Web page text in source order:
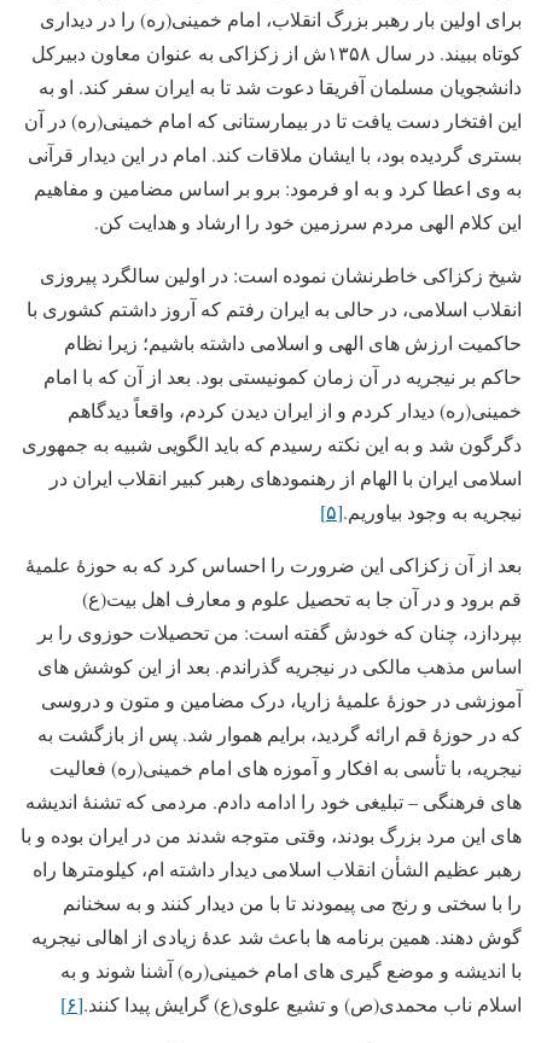
برای اولین بار رهبر بزرگ انقلاب، امام خمینی(ره) را در دیداری
کوتاه ببیند. در سال ۱۳۵۸ش از زکزاکی به عنوان معاون دبیرکل
دانشجویان مسلمان آفریقا دعوت شد تا به ایران سفر کند. او به
این افتخار دست یافت تا در بیمارستانی که امام خمینی(ره) در آن
بستری گردیده بود، با ایشان ملاقات کند. امام در این دیدار قرآنی
به وی اعطا کرد و به او فرمود: برو بر اساس مضامین و مفاهیم
این کلام الهی مردم سرزمین خود را ارشاد و هدایت کن.
شیخ زکزاکی خاطرنشان نموده است: در اولین سالگرد پیروزی
انقلاب اسلامی، در حالی به ایران رفتم که آروز داشتم کشوری با
حاکمیت ارزش های الهی و اسلامی داشته باشیم؛ زیرا نظام
حاکم بر نیجریه در آن زمان کمونیستی بود. بعد از آن که با امام
خمینی(ره) دیدار کردم و از ایران دیدن کردم، واقعاً دیدگاهم
دگرگون شد و به این نکته رسیدم که باید الگویی شبیه به جمهوری
اسلامی ایران با الهام از رهنمودهای رهبر کبیر انقلاب ایران در
نیجریه به وجود بیاوریم.[۵]
بعد از آن زکزاکی این ضرورت را احساس کرد که به حوزۀ علمیۀ
قم برود و در آن جا به تحصیل علوم و معارف اهل بیت(ع)
بپردازد، چنان که خودش گفته است: من تحصیلات حوزوی را بر
اساس مذهب مالکی در نیجریه گذراندم. بعد از این کوشش های
آموزشی در حوزۀ علمیۀ زاریا، درک مضامین و متون و دروسی
که در حوزۀ قم ارائه گردید، برایم هموار شد. پس از بازگشت به
نیجریه، با تأسی به افکار و آموزه های امام خمینی(ره) فعالیت
های فرهنگی – تبلیغی خود را ادامه دادم. مردمی که تشنۀ اندیشه
های این مرد بزرگ بودند، وقتی متوجه شدند من در ایران بوده و با
رهبر عظیم الشأن انقلاب اسلامی دیدار داشته ام، کیلومترها راه
را با سختی و رنج می پیمودند تا با من دیدار کنند و به سخنانم
گوش دهند. همین برنامه ها باعث شد عدۀ زیادی از اهالی نیجریه
با اندیشه و موضع گیری های امام خمینی(ره) آشنا شوند و به
اسلام ناب محمدی(ص) و تشیع علوی(ع) گرایش پیدا کنند.[۶]